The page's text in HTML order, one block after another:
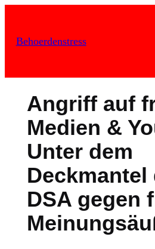
springen
Behoerdenstress
Angriff auf
Medien &
Unter dem
Deckmantel
DSA gegen